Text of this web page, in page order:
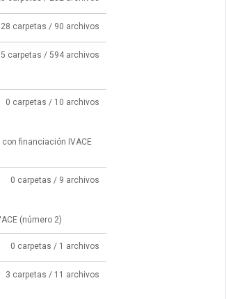
28 carpetas / 90 archivos
carpetas / 594 archivos
0 carpetas / 10 archivos
financiación IVACE
0 carpetas / 9 archivos
(número 2)
0 carpetas / 1 archivos
3 carpetas / 11 archivos